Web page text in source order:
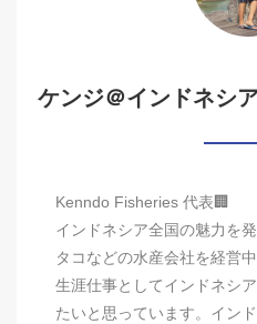
ケンジ＠インドネシ
Kenndo Fisheries 代表🏢
インドネシア全国の魅力を
タコなどの水産会社を経営中
生涯仕事としてインドネシ
たいと思っています。イン